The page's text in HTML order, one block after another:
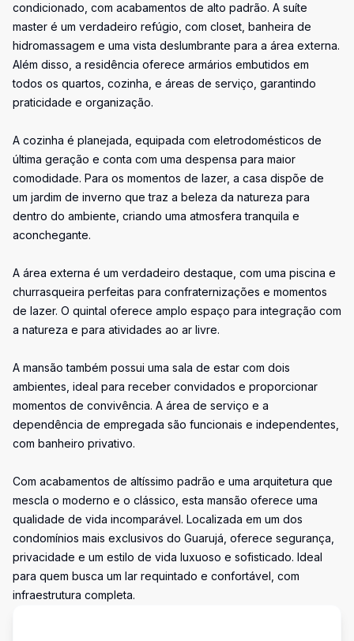
condicionado, com acabamentos de alto padrão. A suíte
master é um verdadeiro refúgio, com closet, banheira de
hidromassagem e uma vista deslumbrante para a área externa.
Além disso, a residência oferece armários embutidos em
todos os quartos, cozinha, e áreas de serviço, garantindo
praticidade e organização.
A cozinha é planejada, equipada com eletrodomésticos de
última geração e conta com uma despensa para maior
comodidade. Para os momentos de lazer, a casa dispõe de
um jardim de inverno que traz a beleza da natureza para
dentro do ambiente, criando uma atmosfera tranquila e
aconchegante.
A área externa é um verdadeiro destaque, com uma piscina e
churrasqueira perfeitas para confraternizações e momentos
de lazer. O quintal oferece amplo espaço para integração com
a natureza e para atividades ao ar livre.
A mansão também possui uma sala de estar com dois
ambientes, ideal para receber convidados e proporcionar
momentos de convivência. A área de serviço e a
dependência de empregada são funcionais e independentes,
com banheiro privativo.
Com acabamentos de altíssimo padrão e uma arquitetura que
mescla o moderno e o clássico, esta mansão oferece uma
qualidade de vida incomparável. Localizada em um dos
condomínios mais exclusivos do Guarujá, oferece segurança,
privacidade e um estilo de vida luxuoso e sofisticado. Ideal
para quem busca um lar requintado e confortável, com
infraestrutura completa.